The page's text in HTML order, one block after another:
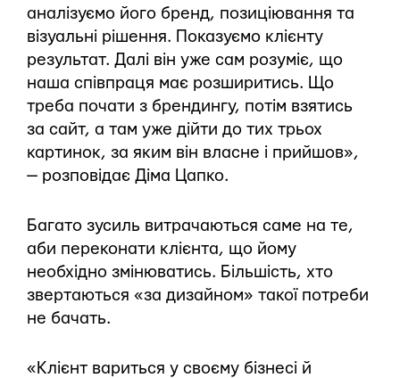
аналізуємо його бренд, позиціювання та
візуальні рішення. Показуємо клієнту
результат. Далі він уже сам розуміє, що
наша співпраця має розширитись. Що
треба почати з брендингу, потім взятись
за сайт, а там уже дійти до тих трьох
картинок, за яким він власне і прийшов»,
— розповідає Діма Цапко.
Багато зусиль витрачаються саме на те,
аби переконати клієнта, що йому
необхідно змінюватись. Більшість, хто
звертаються «за дизайном» такої потреби
не бачать.
«Клієнт вариться у своєму бізнесі й